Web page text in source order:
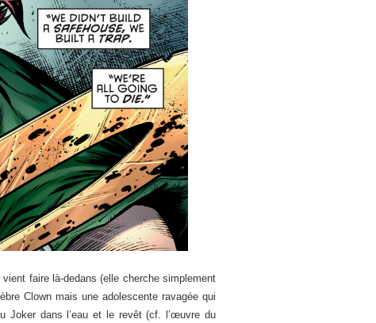
faire là-dedans (elle cherche simplement
Clown mais une adolescente ravagée qui
Joker dans l’eau et le revêt (cf. l’œuvre du